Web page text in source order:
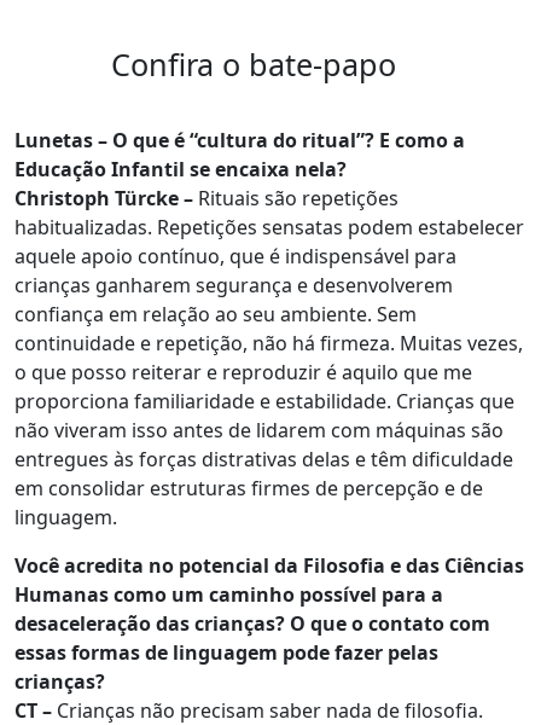
Confira o bate-papo
Lunetas – O que é “cultura do ritual”? E como a
Educação Infantil se encaixa nela?
Christoph Türcke – Rituais são repetições
habitualizadas. Repetições sensatas podem estabelecer
aquele apoio contínuo, que é indispensável para
crianças ganharem segurança e desenvolverem
confiança em relação ao seu ambiente. Sem
continuidade e repetição, não há firmeza. Muitas vezes,
o que posso reiterar e reproduzir é aquilo que me
proporciona familiaridade e estabilidade. Crianças que
não viveram isso antes de lidarem com máquinas são
entregues às forças distrativas delas e têm dificuldade
em consolidar estruturas firmes de percepção e de
linguagem.
Você acredita no potencial da Filosofia e das Ciências
Humanas como um caminho possível para a
desaceleração das crianças? O que o contato com
essas formas de linguagem pode fazer pelas
crianças?
CT – Crianças não precisam saber nada de filosofia.